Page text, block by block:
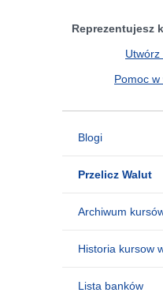
Reprezentujesz
Utwórz
Pomoc
Blogi
Przelicz Walut
Archiwum
Historia kursow
Lista banków